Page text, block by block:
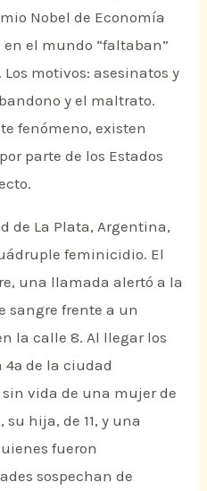
Nobel de Economía
el mundo “faltaban”
motivos: asesinatos y
y el maltrato.
fenómeno, existen
parte de los Estados
de La Plata, Argentina,
feminicidio. El
una llamada alertó a la
sangre frente a un
la calle 8. Al llegar los
de la ciudad
vida de una mujer de
hija, de 11, y una
fueron
sospechan de